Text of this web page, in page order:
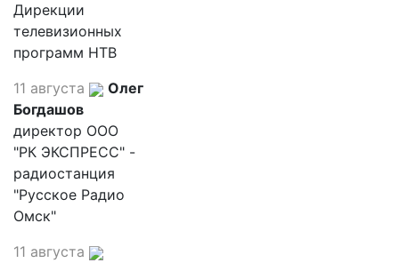
Дирекции
телевизионных
программ НТВ
11 августа
Олег
Богдашов
директор ООО
"РК ЭКСПРЕСС" -
радиостанция
"Русское Радио
Омск"
11 августа